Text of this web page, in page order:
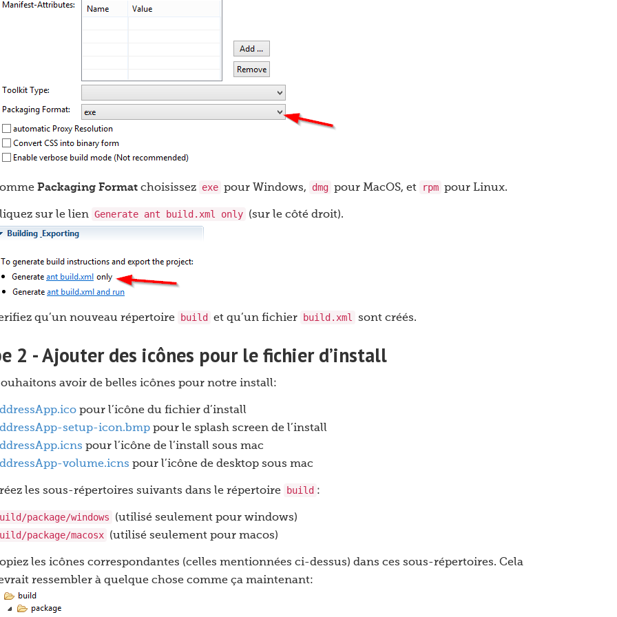
Packaging Formatchoisissez exe pour Windows, dmg pour MacOS, et rpm pour Linux.
sur le lien Generate ant build.xml only (sur le côté droit).
qu’un nouveau répertoire build et qu’un fichier build.xml sont créés.
2 - Ajouter des icônes pour le fichier d’install
avoir de belles icônes pour notre install:
pour l’icône du fichier d’install
setup-icon.bmppour le splash screen de l’install
pour l’icône de l’install sous mac
volume.icns pour l’icône de desktop sous mac
les sous-répertoires suivants dans le répertoire build :
package/windows
(utilisé seulement pour windows)
package/macosx (utilisé seulement pour macos)
les icônes correspondantes (celles mentionnées ci-dessus) dans ces sous-répertoires. Cela
ressembler à quelque chose comme ça maintenant: